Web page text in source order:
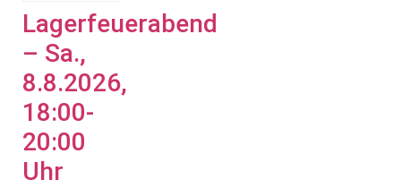
Lagerfeuerabend
– Sa.,
8.8.2026,
18:00-
20:00
Uhr